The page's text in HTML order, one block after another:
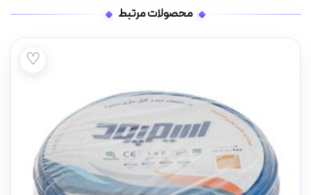
محصولات مرتبط
♡